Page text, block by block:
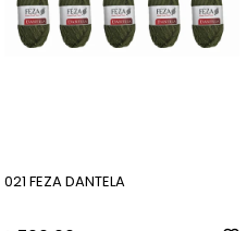
021 FEZA DANTELA